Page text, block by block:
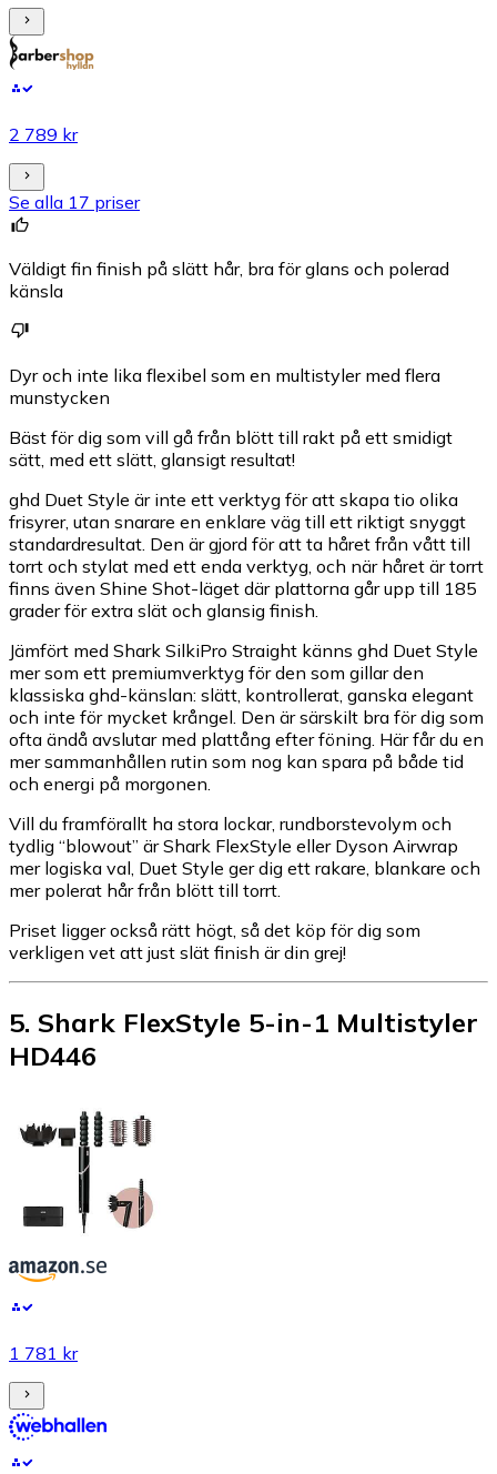
2 789 kr
Se alla 17 priser
Väldigt fin finish på slätt hår, bra för glans och polerad
känsla
Dyr och inte lika flexibel som en multistyler med flera
munstycken
Bäst för dig som vill gå från blött till rakt på ett smidigt
sätt, med ett slätt, glansigt resultat!
ghd Duet Style är inte ett verktyg för att skapa tio olika
frisyrer, utan snarare en enklare väg till ett riktigt snyggt
standardresultat. Den är gjord för att ta håret från vått till
torrt och stylat med ett enda verktyg, och när håret är torrt
finns även Shine Shot-läget där plattorna går upp till 185
grader för extra slät och glansig finish.
Jämfört med Shark SilkiPro Straight känns ghd Duet Style
mer som ett premiumverktyg för den som gillar den
klassiska ghd-känslan: slätt, kontrollerat, ganska elegant
och inte för mycket krångel. Den är särskilt bra för dig som
ofta ändå avslutar med plattång efter föning. Här får du en
mer sammanhållen rutin som nog kan spara på både tid
och energi på morgonen.
Vill du framförallt ha stora lockar, rundborstevolym och
tydlig “blowout” är Shark FlexStyle eller Dyson Airwrap
mer logiska val, Duet Style ger dig ett rakare, blankare och
mer polerat hår från blött till torrt.
Priset ligger också rätt högt, så det köp för dig som
verkligen vet att just slät finish är din grej!
5. Shark FlexStyle 5-in-1 Multistyler
HD446
1 781 kr